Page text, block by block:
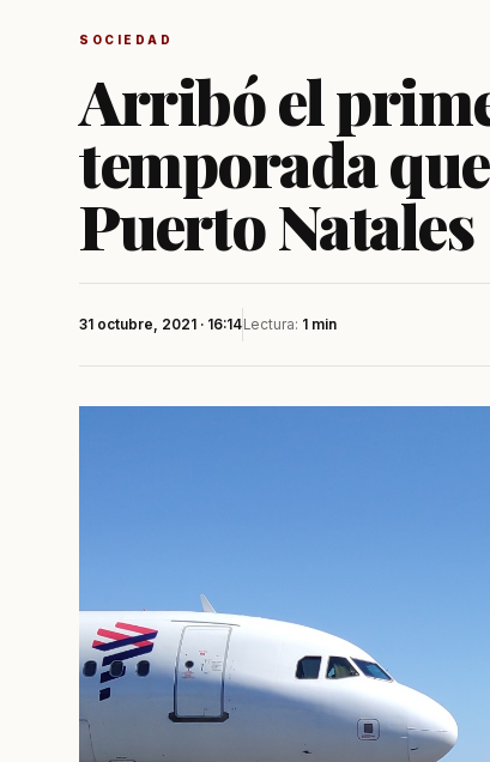
SOCIEDAD
Arribó el
temporada
Puerto Natales
31 octubre, 2021 · 16:14Lectura: 1 min